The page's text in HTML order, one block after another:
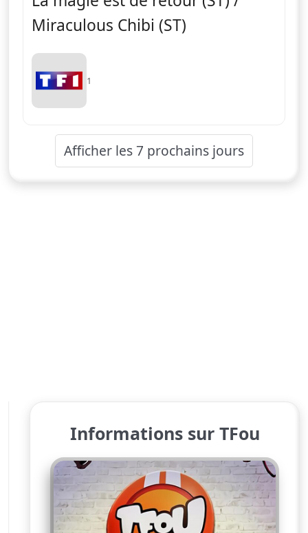
Miraculous Chibi (ST)
1
Afficher les 7 prochains jours
Informations sur TFou